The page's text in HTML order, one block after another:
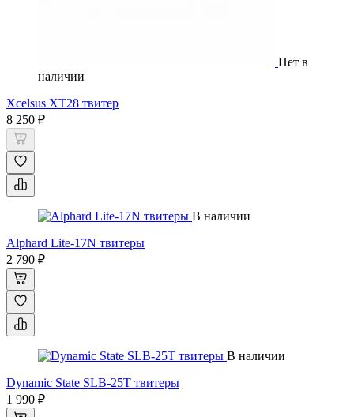
Нет в
наличии
Xcelsus XT28 твитер
8 250 ₽
В наличии
Alphard Lite-17N твитеры
2 790 ₽
В наличии
Dynamic State SLB-25T твитеры
1 990 ₽